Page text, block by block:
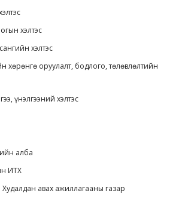
хэлтэс
хэлтэс
хөрөнгө оруулалт, бодлого, төлөвлөлтийн
үнэлгээний хэлтэс
алба
ИТХ
авах ажиллагааны газар